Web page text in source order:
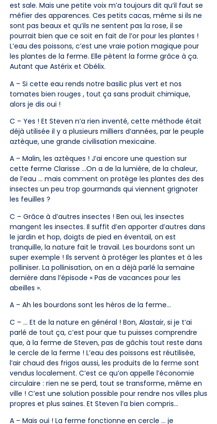
est sale. Mais une petite voix m’a toujours dit qu’il faut se
méfier des apparences. Ces petits cacas, même si ils ne
sont pas beaux et qu’ils ne sentent pas la rose, il se
pourrait bien que ce soit en fait de l’or pour les plantes !
L’eau des poissons, c’est une vraie potion magique pour
les plantes de la ferme. Elle pètent la forme grâce à ça.
Autant que Astérix et Obélix.
A – Si cette eau rends notre basilic plus vert et nos
tomates bien rouges , tout ça sans produit chimique,
alors je dis oui !
C – Yes ! Et Steven n’a rien inventé, cette méthode était
déjà utilisée il y a plusieurs milliers d’années, par le peuple
aztèque, une grande civilisation mexicaine.
A – Malin, les aztèques ! J’ai encore une question sur
cette ferme Clarisse …On a de la lumière, de la chaleur,
de l’eau … mais comment on protège les plantes des des
insectes un peu trop gourmands qui viennent grignoter
les feuilles ?
C – Grâce à d’autres insectes ! Ben oui, les insectes
mangent les insectes. Il suffit d’en apporter d’autres dans
le jardin et hop, doigts de pied en éventail, on est
tranquille, la nature fait le travail. Les bourdons sont un
super exemple ! Ils servent à protéger les plantes et à les
polliniser. La pollinisation, on en a déjà parlé la semaine
dernière dans l’épisode « Pas de vacances pour les
abeilles ».
A – Ah les bourdons sont les héros de la ferme…
C – … Et de la nature en général ! Bon, Alastair, si je t’ai
parlé de tout ça, c’est pour que tu puisses comprendre
que, à la ferme de Steven, pas de gâchis tout reste dans
le cercle de la ferme ! L’eau des poissons est réutilisée,
l’air chaud des frigos aussi, les produits de la ferme sont
vendus localement. C’est ce qu’on appelle l’économie
circulaire : rien ne se perd, tout se transforme, même en
ville ! C’est une solution possible pour rendre nos villes plus
propres et plus saines. Et Steven l’a bien compris…
A – Mais oui ! La ferme fonctionne en cercle … je